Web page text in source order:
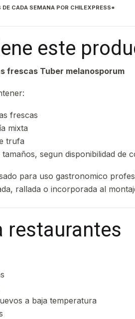
CADA SEMANA POR CHILEXPRESS*
este
frescas Tuber melanosporum
frescas
mixta
trufa
tamaños, segun disponibilidad de
para uso gastronomico
rallada o incorporada al
restaurantes
a baja temperatura